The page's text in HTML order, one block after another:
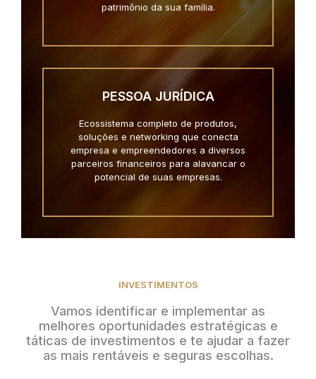
patrimônio da sua família.
PESSOA JURÍDICA
Ecossistema completo de produtos,
soluções e networking que conecta
empresa e empreendedores a diversos
parceiros financeiros para alavancar o
potencial de suas empresas.
INVESTIMENTOS
Vamos identificar e implementar as
melhores oportunidades estratégicas e
táticas de investimentos e te ajudar a fazer
as mais rentáveis e seguras escolhas.